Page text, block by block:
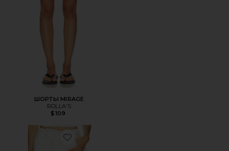
ШОРТЫ MIRAGE
ROLLA'S
$109
Favorite ШОРТЫ NOLAN